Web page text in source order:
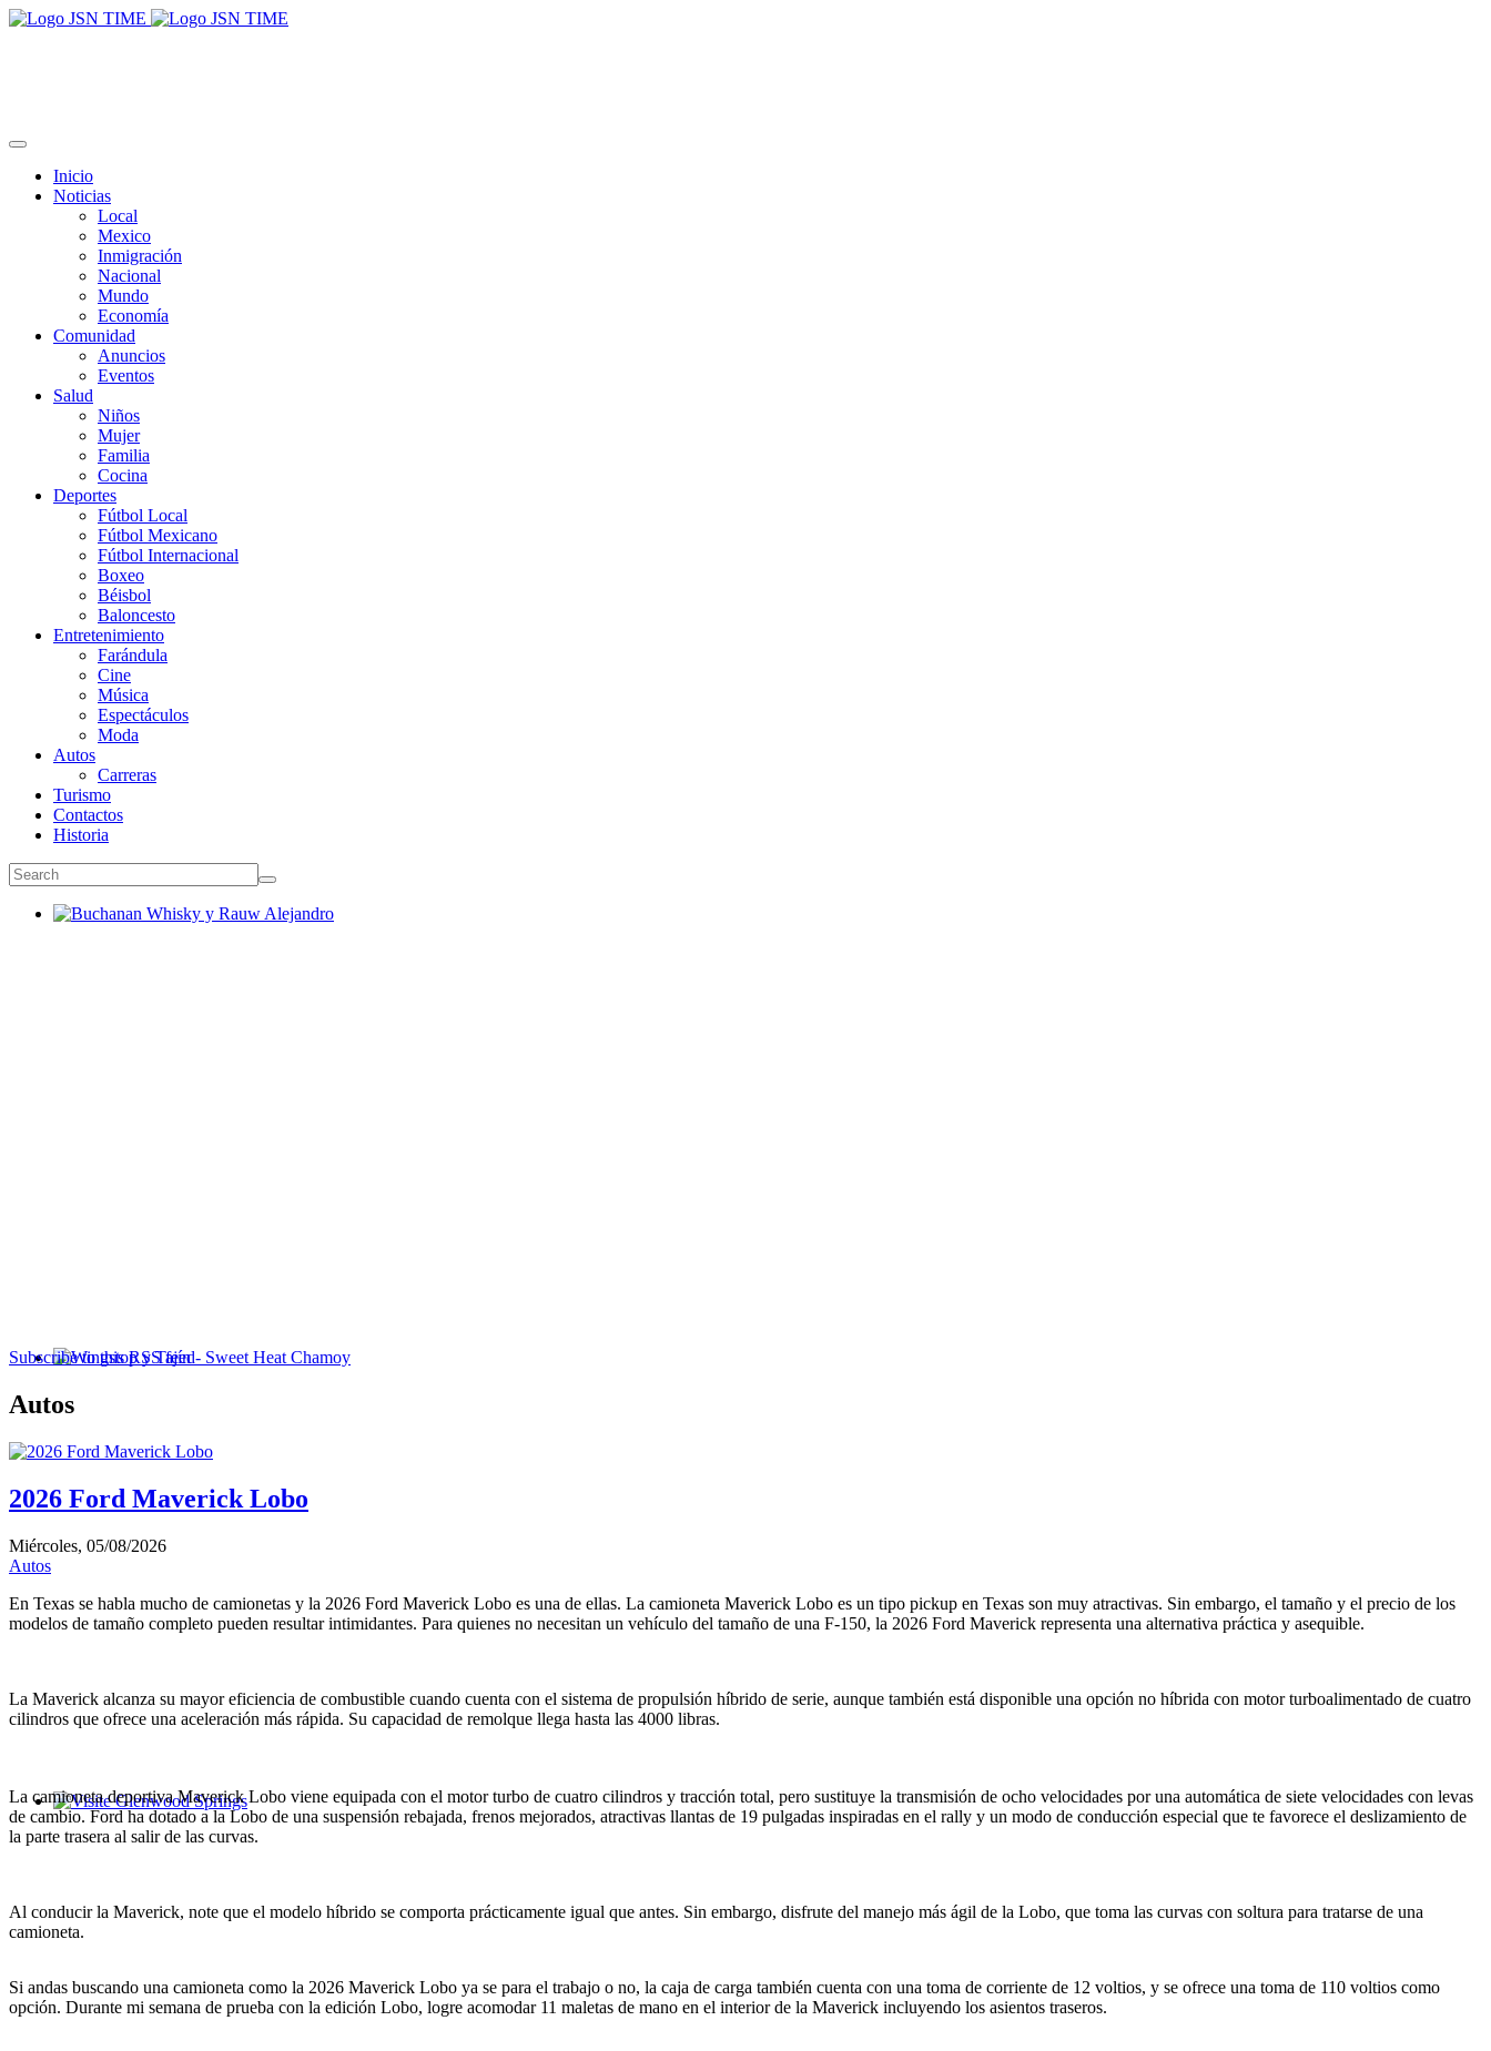
Inicio
Noticias
Local
Mexico
Inmigración
Nacional
Mundo
Economía
Comunidad
Anuncios
Eventos
Salud
Niños
Mujer
Familia
Cocina
Deportes
Fútbol Local
Fútbol Mexicano
Fútbol Internacional
Boxeo
Béisbol
Baloncesto
Entretenimiento
Farándula
Cine
Música
Espectáculos
Moda
Autos
Carreras
Turismo
Contactos
Historia
Glenwood Springs - Bello y Encantador
Subscribe to this RSS feed
Autos
2026 Ford Maverick Lobo
Miércoles, 05/08/2026
Autos
En Texas se habla mucho de camionetas y la 2026 Ford Maverick Lobo es una de ellas. La camioneta Maverick Lobo es un tipo pickup en Texas son muy atractivas. Sin embargo, el tamaño y el precio de los
modelos de tamaño completo pueden resultar intimidantes. Para quienes no necesitan un vehículo del tamaño de una F-150, la 2026 Ford Maverick representa una alternativa práctica y asequible.
La Maverick alcanza su mayor eficiencia de combustible cuando cuenta con el sistema de propulsión híbrido de serie, aunque también está disponible una opción no híbrida con motor turboalimentado de cuatro
cilindros que ofrece una aceleración más rápida. Su capacidad de remolque llega hasta las 4000 libras.
La camioneta deportiva Maverick Lobo viene equipada con el motor turbo de cuatro cilindros y tracción total, pero sustituye la transmisión de ocho velocidades por una automática de siete velocidades con levas
de cambio. Ford ha dotado a la Lobo de una suspensión rebajada, frenos mejorados, atractivas llantas de 19 pulgadas inspiradas en el rally y un modo de conducción especial que te favorece el deslizamiento de
la parte trasera al salir de las curvas.
Al conducir la Maverick, note que el modelo híbrido se comporta prácticamente igual que antes. Sin embargo, disfrute del manejo más ágil de la Lobo, que toma las curvas con soltura para tratarse de una
camioneta.
Si andas buscando una camioneta como la 2026 Maverick Lobo ya se para el trabajo o no, la caja de carga también cuenta con una toma de corriente de 12 voltios, y se ofrece una toma de 110 voltios como
opción. Durante mi semana de prueba con la edición Lobo, logre acomodar 11 maletas de mano en el interior de la Maverick incluyendo los asientos traseros.